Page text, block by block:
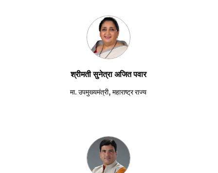
श्रीमती सुनेत्रा अजित पवार
मा. उपमुख्यमंत्री, महाराष्ट्र राज्य